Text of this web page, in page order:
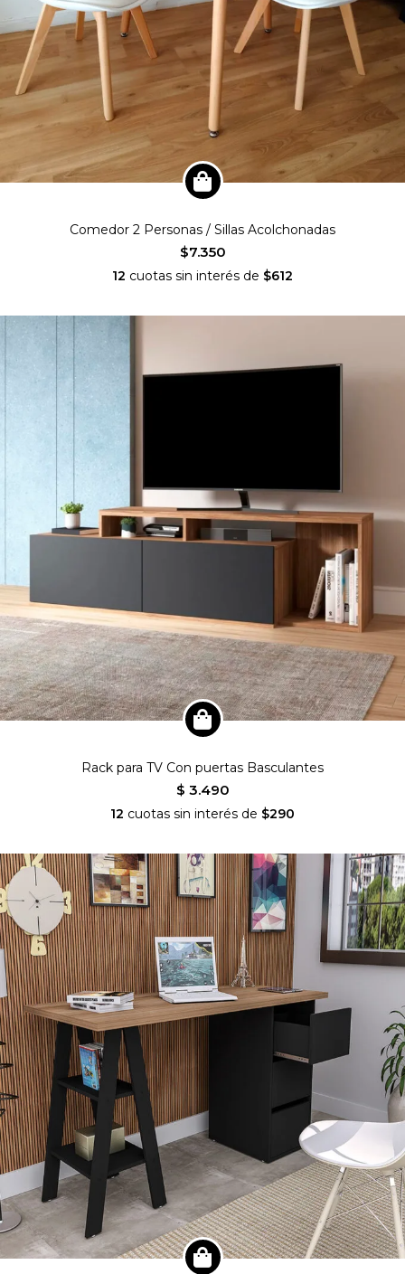
Comedor 2 Personas / Sillas Acolchonadas
$7.350
12 cuotas sin interés de $612
Rack para TV Con puertas Basculantes
$ 3.490
12 cuotas sin interés de $290